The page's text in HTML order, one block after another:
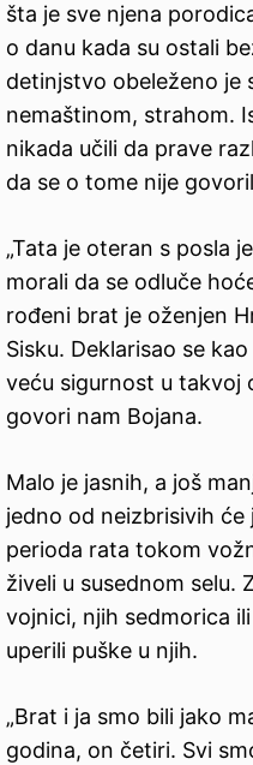
šta je sve njena
o danu kada su ostali
detinjstvo obeleženo je
nemaštinom, strahom.
nikada učili da prave
da se o tome nije
„Tata je oteran s posla
morali da se odluče
rođeni brat je oženjen
Sisku. Deklarisao se
veću sigurnost u takvoj
govori nam Bojana.
Malo je jasnih, a još
jedno od neizbrisivih
perioda rata tokom
živeli u susednom selu.
vojnici, njih sedmorica
uperili puške u njih.
„Brat i ja smo bili jako
godina, on četiri. Svi